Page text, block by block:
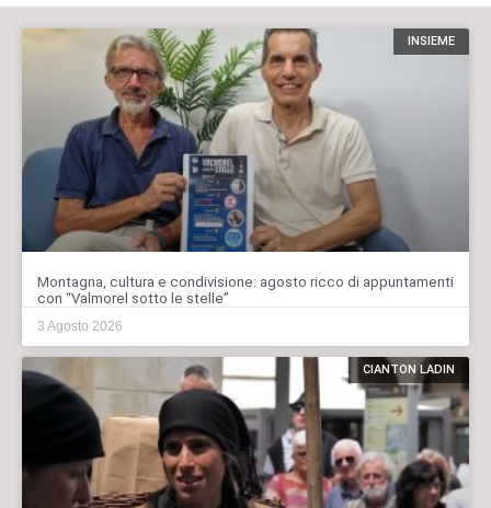
INSIEME
Montagna, cultura e condivisione: agosto ricco di appuntamenti
con “Valmorel sotto le stelle”
3 Agosto 2026
CIANTON LADIN